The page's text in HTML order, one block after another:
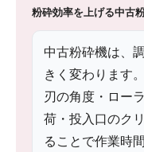
粉砕効率を上げる中古
中古粉砕機は、
きく変わります。
刃の角度・ロー
荷・投入口のク
ることで作業時